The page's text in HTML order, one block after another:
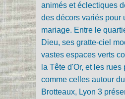
animés et éclectiques
des décors variés pour
mariage. Entre le
Dieu, ses gratte-ciel
vastes espaces verts
la Tête d'Or, et les
comme celles autour
Brotteaux, Lyon 3